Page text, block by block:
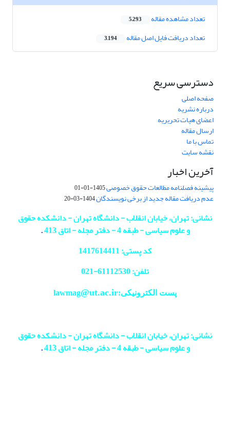
تعداد مشاهده مقاله 5,293
تعداد دریافت فایل اصل مقاله 3,194
دسترسی سریع
صفحه اصلی
درباره نشریه
اعضای هیات تحریریه
ارسال مقاله
تماس با ما
نقشه سایت
آخرین اخبار
پیشینه فصلنامه مطالعات حقوق خصوصی1405-01-01
عدم دریافت مقاله جدید از برخی نویسندگان1404-03-20
نشانی: تهران، خیابان انقلاب - دانشگاه تهران - دانشکده حقوق
و علوم سیاسی - طبقه 4 - دفتر مجله - اتاق 413
.
کد پستی: 1417614411
تلفن: 61112530-
021
پست الکترونیکی:lawmag@ut.ac.ir
نشانی: تهران، خیابان انقلاب - دانشگاه تهران - دانشکده حقوق
و علوم سیاسی - طبقه 4 - دفتر مجله - اتاق 413
.